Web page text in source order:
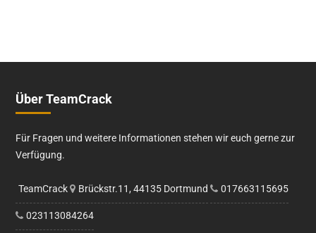
Über TeamCrack
Für Fragen und weitere Informationen stehen wir euch gerne zur
Verfügung.
TeamCrack Brückstr.11, 44135 Dortmund 017663115695
023113084264